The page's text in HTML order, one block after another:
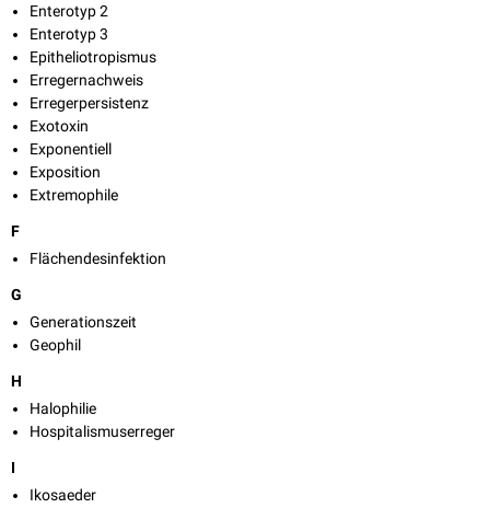
Enterotyp 2
Enterotyp 3
Epitheliotropismus
Erregernachweis
Erregerpersistenz
Exotoxin
Exponentiell
Exposition
Extremophile
F
Flächendesinfektion
G
Generationszeit
Geophil
H
Halophilie
Hospitalismuserreger
I
Ikosaeder